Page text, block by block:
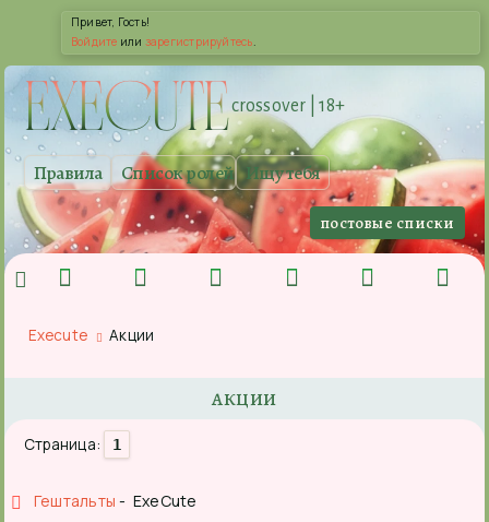
Правила Список ролей Ищу тебя
EXECUTEcrossover | 18+
постовые списки
Привет, Гость!
Войдите или зарегистрируйтесь.
Execute Акции
АКЦИИ
Страница: 1
Гештальты ExeCute